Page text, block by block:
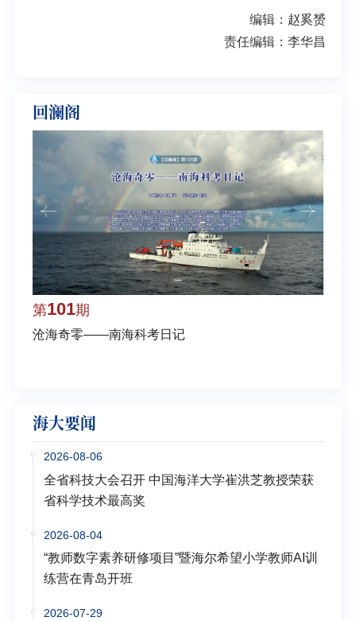
编辑：赵奚赟
责任编辑：李华昌
回澜阁
第101期
沧海奇零——南海科考日记
海大要闻
2026-08-06
全省科技大会召开 中国海洋大学崔洪芝教授荣获
省科学技术最高奖
2026-08-04
“教师数字素养研修项目”暨海尔希望小学教师AI训
练营在青岛开班
2026-07-29